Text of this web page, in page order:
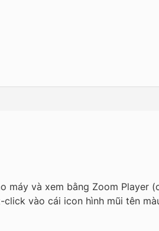
máy và xem bằng Zoom Player
vào cái icon hình mũi tên